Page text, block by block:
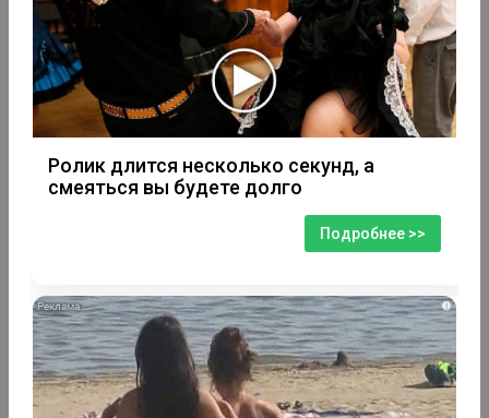
Ролик длится несколько секунд, а
смеяться вы будете долго
Подробнее >>
i